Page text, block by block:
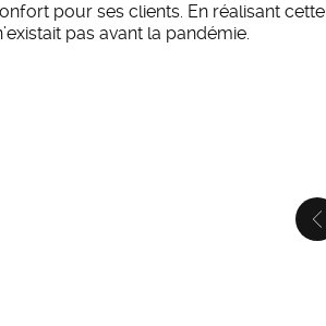
pour ses clients. En réalisant cette
pas avant la pandémie.